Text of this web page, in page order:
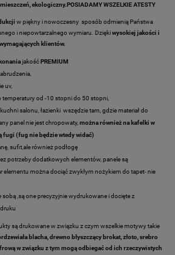
ekologiczny.POSIADAMY WSZELKIE ATESTY
w piękny i nowoczesny sposób odmienią Państwa
i niepowtarzalnego wymiaru. Dziękiwysokiej jakości i
klientów.
jakośćPREMIUM
uv,
od -10 stopni do 50 stopni,
salonu, łazienki wszędzie tam, gdzie materiał do
panel nie jest chropowaty, można również na kafelki w
fugi (fug nie będzie wtedy widać)
sufit,ale również podłogę
potrzeby dodatkowych elementów, panele są
elementu można dociąć zwykłym nożykiem do tapet- nie
sobą ,są one precyzyjnie wydrukowane i docięte z
są drukowane w związku z czym wszelkie motywy takie
blacha, drewno błyszczący brokat, złoto, srebro
w związku z tym mogą odbiegać od ich rzeczywistych